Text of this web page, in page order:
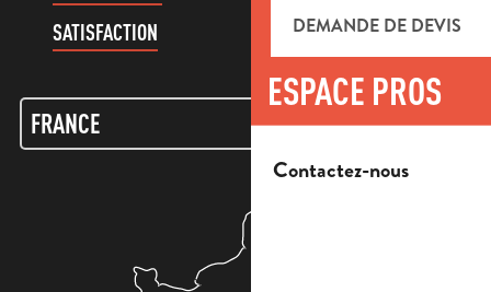
DEMANDE DE DEVIS
ESPACE PROS
Contactez-nous
SATISFACTION